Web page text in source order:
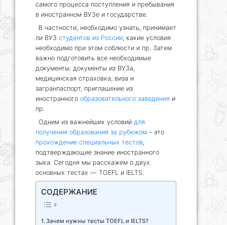
самого процесса поступления и пребывания
в иностранном ВУЗе и государстве.
В частности, необходимо узнать, принимает
ли ВУЗ студентов из России, какие условия
необходимо при этом соблюсти и пр. Затем
важно подготовить все необходимые
документы: документы из ВУЗа,
медицинская страховка, виза и
загранпаспорт, приглашение из
иностранного образовательного заведения и
пр.
Одним из важнейших условий для
получения образования за рубежом – это
прохождение специальных тестов,
подтверждающие знание иностранного
зыка. Сегодня мы расскажем о двух
основных тестах — TOEFL и IELTS.
СОДЕРЖАНИЕ
Зачем нужны тесты TOEFL и IELTS?